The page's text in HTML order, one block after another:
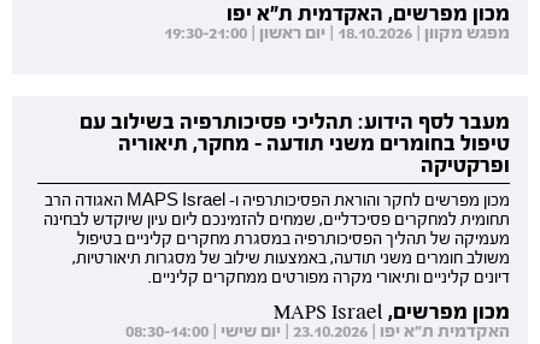
מכון מפרשים, האקדמית ת"א יפו
מפגש מקוון | 18.10.2026 | יום ראשון | 19:30-21:00
מעבר לסף הידוע: תהליכי פסיכותרפיה בשילוב עם
טיפול בחומרים משני תודעה - מחקר, תיאוריה
ופרקטיקה
מכון מפרשים לחקר והוראת הפסיכותרפיה ו- MAPS Israel האגודה הרב
תחומית למחקרים פסיכדליים, שמחים להזמינכם ליום עיון שיוקדש לבחינה
מעמיקה של תהליך הפסיכותרפיה במסגרת מחקרים קליניים בטיפול
משולב חומרים משני תודעה, באמצעות שילוב של מסגרות תיאורטיות,
דיונים קליניים ותיאורי מקרה מפורטים ממחקרים קליניים.
מכון מפרשים, MAPS Israel
האקדמית ת"א יפו | 23.10.2026 | יום שישי | 08:30-14:00